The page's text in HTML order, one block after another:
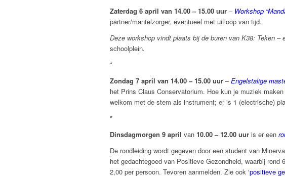
Zaterdag 6 april van 14.00 – 15.00 uur – Workshop
partner/mantelzorger, eventueel met uitloop van tijd.
Deze workshop vindt plaats bij de buren van K38: Teken –
schoolplein.
*
Zondag 7 april van 14.00 – 15.00 uur –Engelstalige
het Prins Claus Conservatorium. Hoe kun je muziek
welkom met de stem als instrument; er is 1 (electrische)
*
Dinsdagmorgen 9 april van 10.00 – 12.00 uur is er een
De rondleiding wordt gegeven door een student van
het gedachtegoed van Positieve Gezondheid, waarbij
2,00 per persoon. Tevoren aanmelden. Zie ook ‘positieve